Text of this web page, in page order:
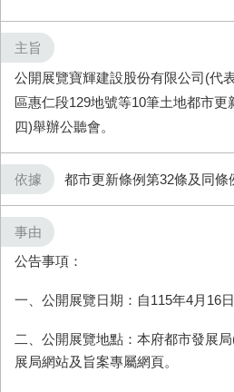
主旨
公開展覽寶輝建設股份有限公司(代
區惠仁段129地號等10筆土地都市
四)舉辦公聽會。
依據 都市更新條例第32條及同條
事由
公告事項：
一、公開展覽日期：自115年4月16
二
、公開展覽地點：本府都市發展
展局網站及旨案專屬網頁。